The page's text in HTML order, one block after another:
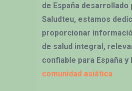
de España desarrollado
Saludteu, estamos
proporcionar
de salud integral,
confiable para España y
comunidad asiática